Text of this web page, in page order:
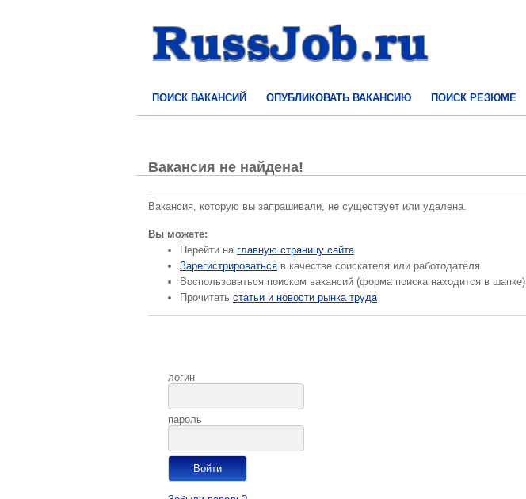
ПОИСК ВАКАНСИЙ ОПУБЛИКОВАТЬ ВАКАНСИЮ ПОИСК РЕЗЮМЕ
Вакансия не найдена!
Вакансия, которую вы запрашивали, не существует или удалена.
Вы можете:
Перейти на главную страницу сайта
Зарегистрироваться в качестве соискателя или работодателя
Воспользоваться поиском вакансий (форма поиска находится в шапке)
Прочитать статьи и новости рынка труда
логин
пароль